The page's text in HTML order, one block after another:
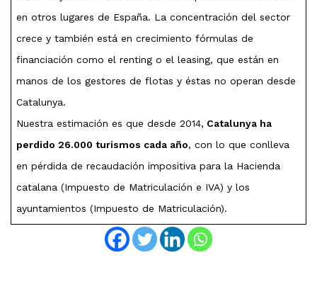
en otros lugares de España. La concentración del sector
crece y también está en crecimiento fórmulas de
financiación como el renting o el leasing, que están en
manos de los gestores de flotas y éstas no operan desde
Catalunya.
Nuestra estimación es que desde 2014, Catalunya ha
perdido 26.000 turismos cada año, con lo que conlleva
en pérdida de recaudación impositiva para la Hacienda
catalana (Impuesto de Matriculación e IVA) y los
ayuntamientos (Impuesto de Matriculación).